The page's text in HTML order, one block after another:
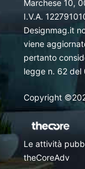
Marchese 10,
I.V.A.
Designmag.it
viene
pertanto
legge n. 62 del
Copyright
Le attività
theCoreAdv